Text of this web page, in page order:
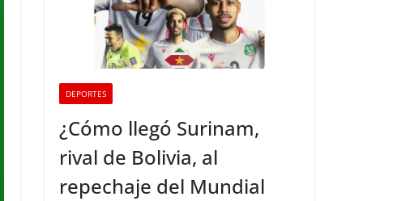
DEPORTES
¿Cómo llegó Surinam,
rival de Bolivia, al
repechaje del Mundial